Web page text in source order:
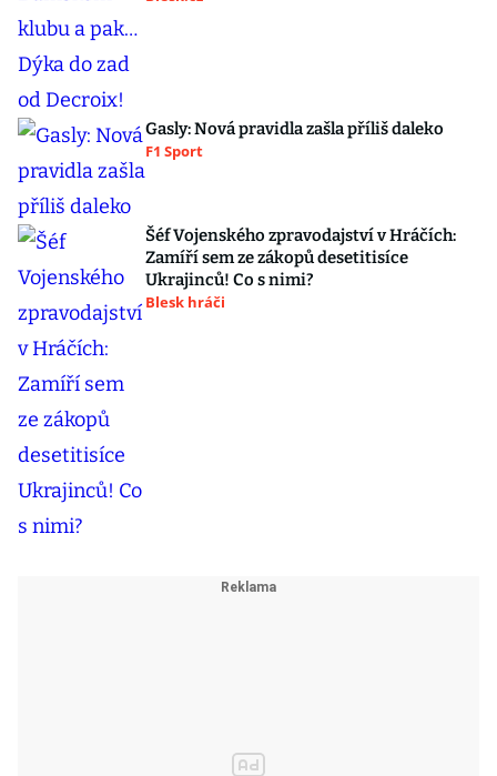
Gasly: Nová pravidla zašla příliš daleko
F1 Sport
Šéf Vojenského zpravodajství v Hráčích:
Zamíří sem ze zákopů desetitisíce
Ukrajinců! Co s nimi?
Blesk hráči